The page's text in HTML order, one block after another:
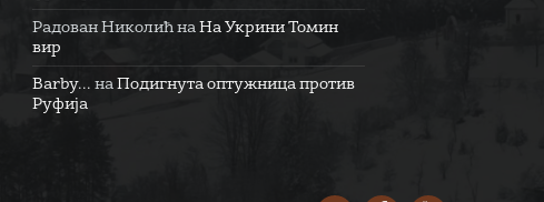
Радован Николић наНа Укрини Томин
вир
Barby... наПодигнута оптужница против
Руфија